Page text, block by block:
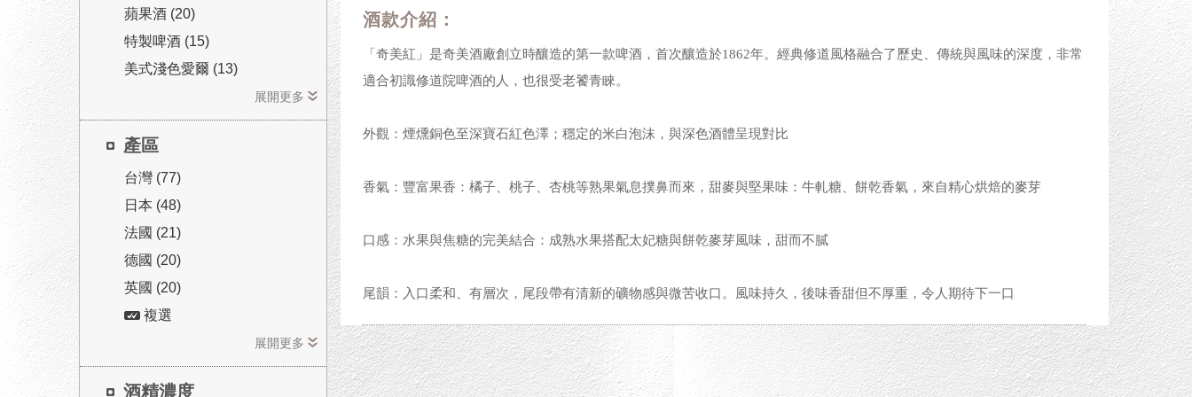
蘋果酒 (20)
特製啤酒 (15)
美式淺色愛爾 (13)
展開更多
產區
台灣 (77)
日本 (48)
法國 (21)
德國 (20)
英國 (20)
複選
展開更多
酒精濃度
酒款介紹：
「奇美紅」是奇美酒廠創立時釀造的第一款啤酒，首次釀造於1862年。經典修道風格融合了歷史、傳統與風味的深度，非常
適合初識修道院啤酒的人，也很受老饕青睞。
外觀：煙燻銅色至深寶石紅色澤；穩定的米白泡沫，與深色酒體呈現對比
香氣：豐富果香：橘子、桃子、杏桃等熟果氣息撲鼻而來，甜麥與堅果味：牛軋糖、餅乾香氣，來自精心烘焙的麥芽
口感：水果與焦糖的完美結合：成熟水果搭配太妃糖與餅乾麥芽風味，甜而不膩
尾韻：入口柔和、有層次，尾段帶有清新的礦物感與微苦收口。風味持久，後味香甜但不厚重，令人期待下一口